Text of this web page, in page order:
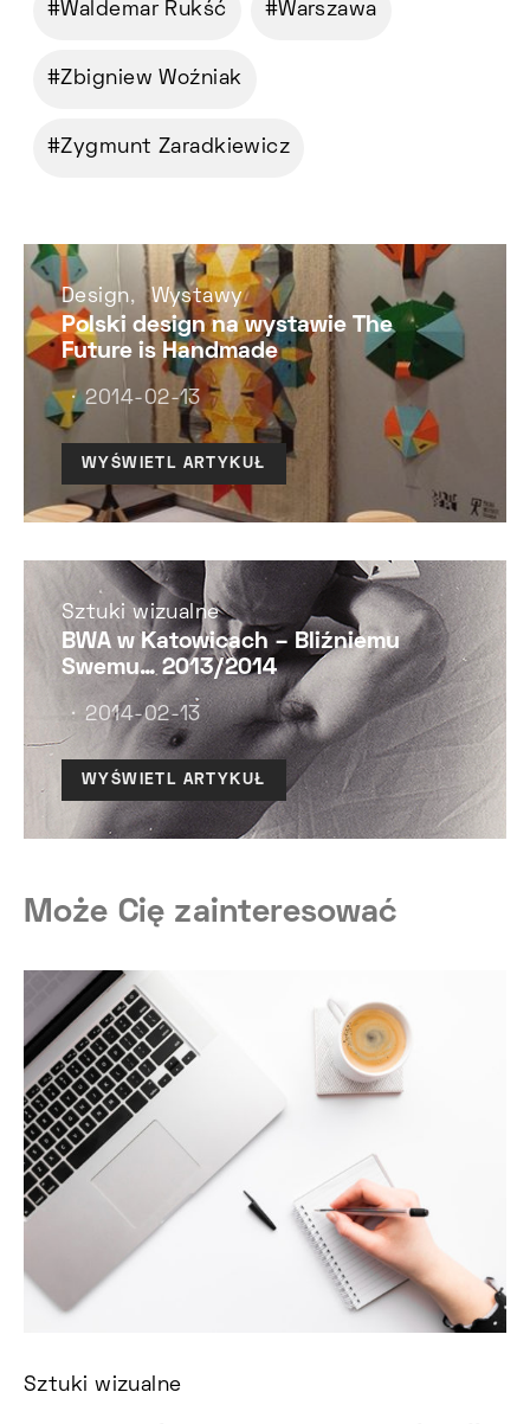
Waldemar Rukść Warszawa
Zbigniew Woźniak
Zygmunt Zaradkiewicz
Design Wystawy
Polski design na wystawie The
Future is Handmade
2014-02-13
WYŚWIETL ARTYKUŁ
Sztuki wizualne
BWA w Katowicach – Bliźniemu
Swemu… 2013/2014
2014-02-13
WYŚWIETL ARTYKUŁ
Może Cię zainteresować
Sztuki wizualne